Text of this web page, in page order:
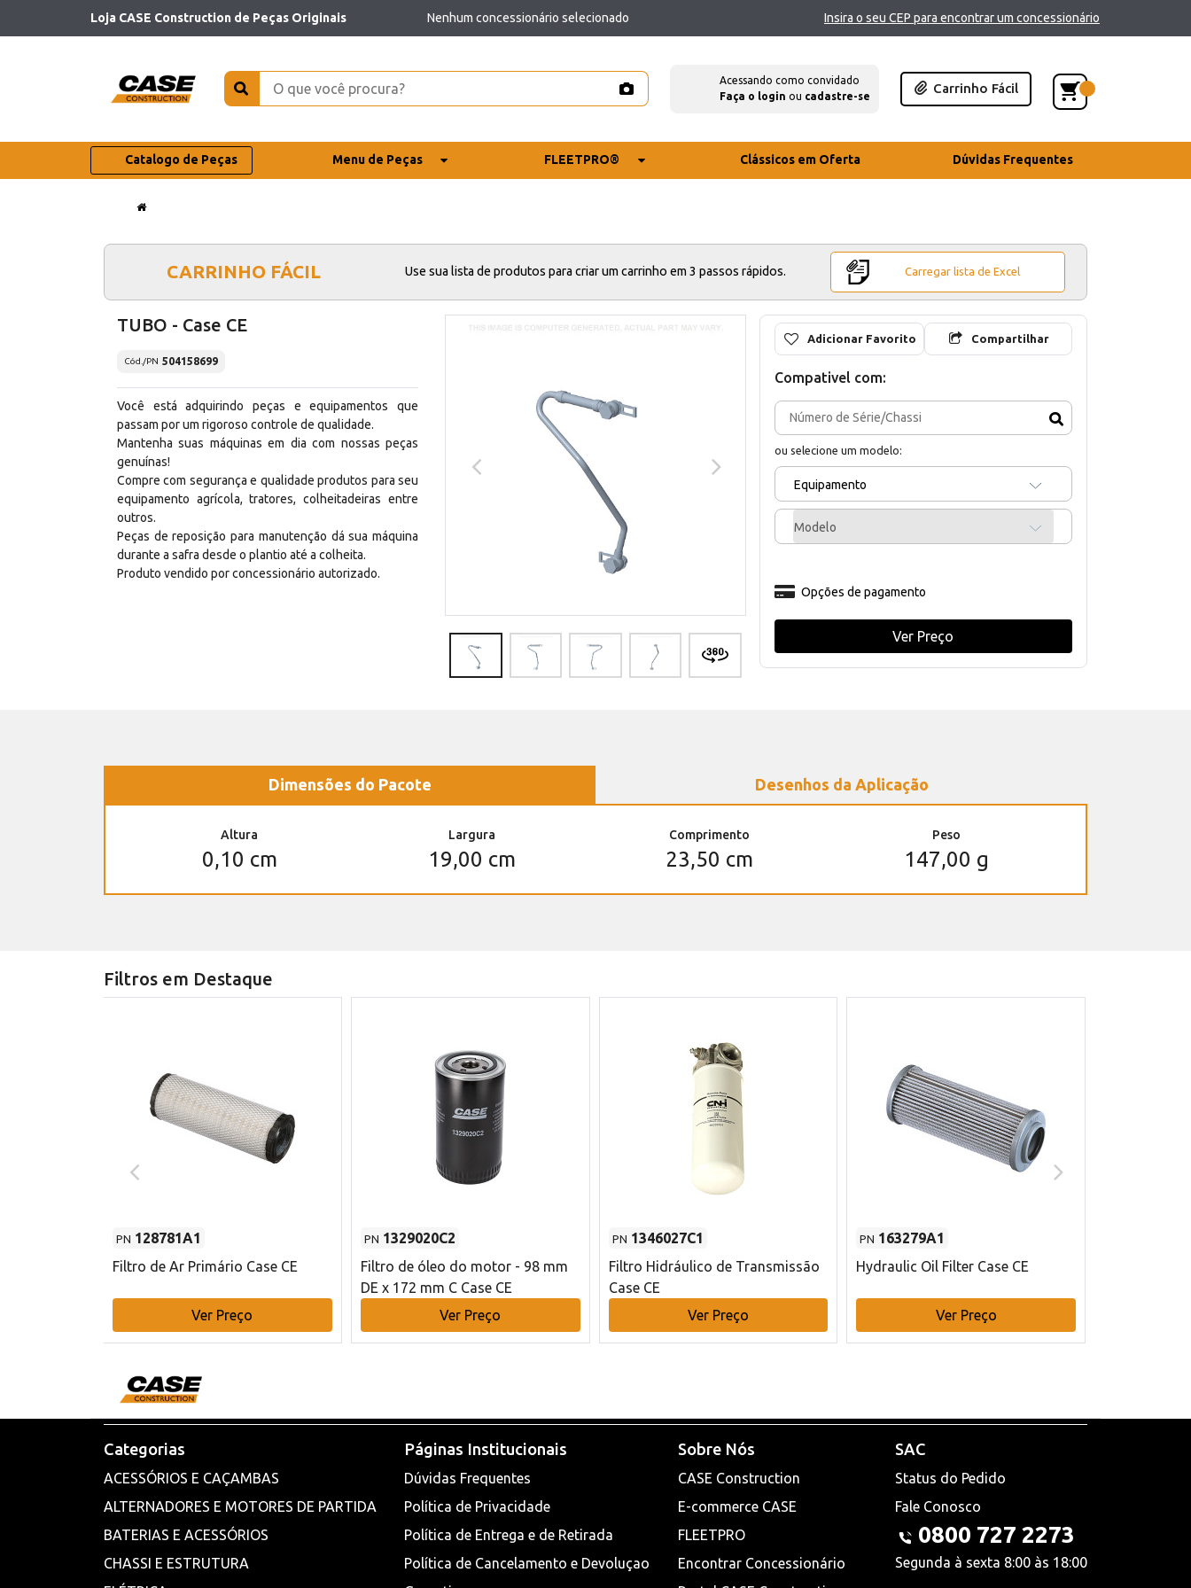
Loja CASE Construction de Peças Originais Nenhum concessionário selecionado Insira o seu CEP para encontrar um concessionário
Acessando como convidado
Faça o login ou cadastre-se
Carrinho Fácil
Catalogo de Peças Menu de Peças FLEETPRO® Clássicos em Oferta Dúvidas Frequentes
CARRINHO FÁCIL Use sua lista de produtos para criar um carrinho em 3 passos rápidos. Carregar lista de Excel
TUBO - Case CE
Cód./PN 504158699
Você está adquirindo peças e equipamentos que
passam por um rigoroso controle de qualidade.
Mantenha suas máquinas em dia com nossas peças
genuínas!
Compre com segurança e qualidade produtos para seu
equipamento agrícola, tratores, colheitadeiras entre
outros.
Peças de reposição para manutenção dá sua máquina
durante a safra desde o plantio até a colheita.
Produto vendido por concessionário autorizado.
Adicionar Favorito Compartilhar
Compativel com:
ou selecione um modelo:
Equipamento
Modelo
Opções de pagamento
Ver Preço
Dimensões do Pacote Desenhos da Aplicação
Altura
0,10 cm
Largura
19,00 cm
Comprimento
23,50 cm
Peso
147,00 g
Filtros em Destaque
PN 128781A1
Filtro de Ar Primário Case CE
Ver Preço
PN 1329020C2
Filtro de óleo do motor - 98 mm
DE x 172 mm C Case CE
Ver Preço
PN 1346027C1
Filtro Hidráulico de Transmissão
Case CE
Ver Preço
PN 163279A1
Hydraulic Oil Filter Case CE
Ver Preço
Categorias
ACESSÓRIOS E CAÇAMBAS
ALTERNADORES E MOTORES DE PARTIDA
BATERIAS E ACESSÓRIOS
CHASSI E ESTRUTURA
Páginas Institucionais
Dúvidas Frequentes
Política de Privacidade
Política de Entrega e de Retirada
Política de Cancelamento e Devoluçao
Sobre Nós
CASE Construction
E-commerce CASE
FLEETPRO
Encontrar Concessionário
SAC
Status do Pedido
Fale Conosco
0800 727 2273
Segunda à sexta 8:00 às 18:00